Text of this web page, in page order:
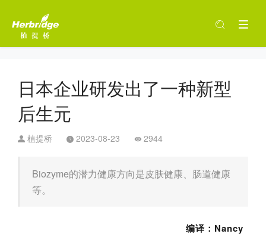
日本企业研发出了一种新型
后生元
植提桥 2023-08-23 2944
Biozyme的潜力健康方向是皮肤健康、肠道健康
等。
编译：Nancy